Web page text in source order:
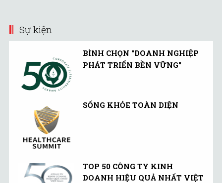
Sự kiện
BÌNH CHỌN "DOANH NGHIỆP
PHÁT TRIỂN BỀN VỮNG"
SỐNG KHỎE TOÀN DIỆN
TOP 50 CÔNG TY KINH
DOANH HIỆU QUẢ NHẤT VIỆT